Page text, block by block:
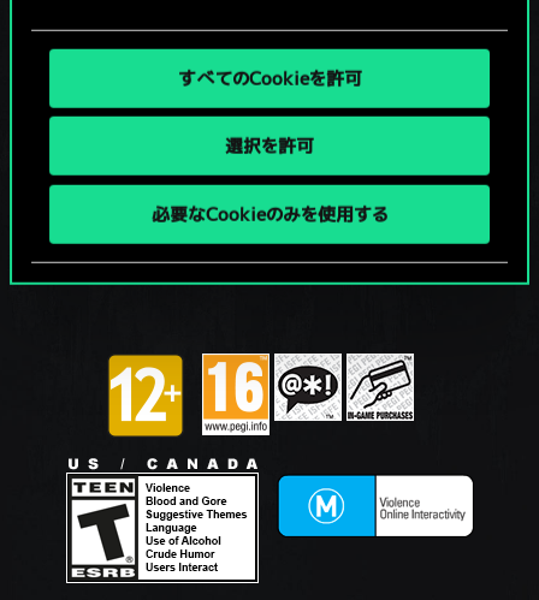
すべてのCookieを許可
選択を許可
必要なCookieのみを使用する